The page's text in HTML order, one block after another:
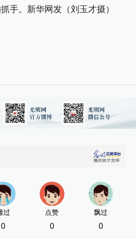
手。新华网发（刘玉才摄）
过
0
点赞
0
飘过
0